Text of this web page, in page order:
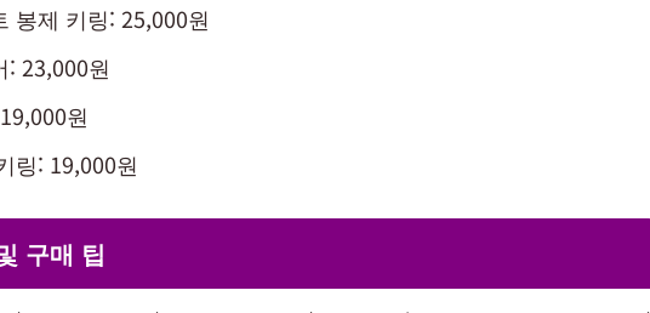
봉제 키링: 25,000원
: 23,000원
원
링: 19,000원
구매 팁